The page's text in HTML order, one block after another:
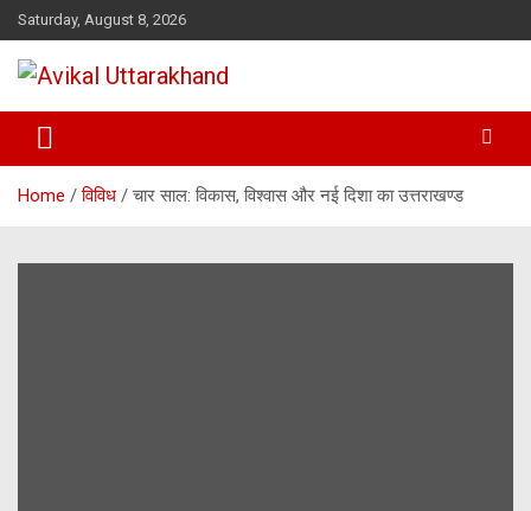
Skip
to
content
Saturday, August 8, 2026
Avikal Uttarakhand
Home विविध चार साल: विकास, विश्वास और नई दिशा का उत्तराखण्ड